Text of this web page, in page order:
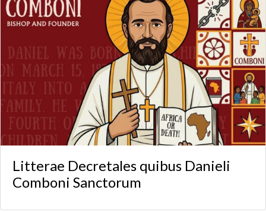
Litterae Decretales quibus Danieli
Comboni Sanctorum